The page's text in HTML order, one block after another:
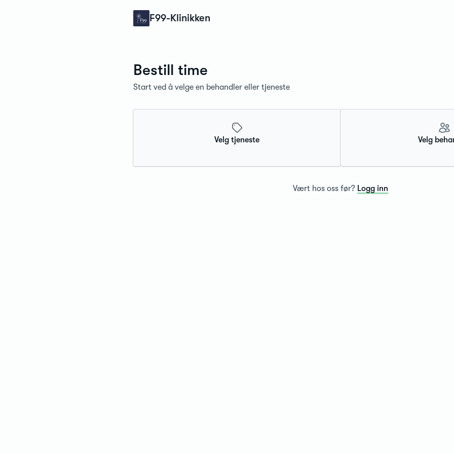
F99-Klinikken
Bestill time
Start ved å velge en behandler eller tjeneste
Velg tjeneste Velg
Vært hos oss før? Logg inn